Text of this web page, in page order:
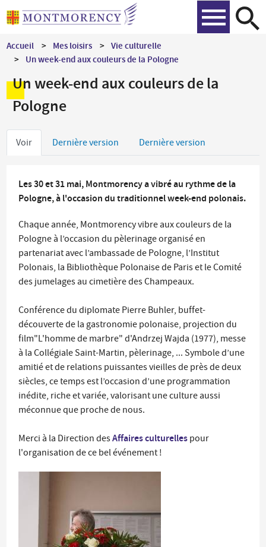
Aller
au
principal
Accueil Mes loisirs
Vie culturelle
Un week-end aux couleurs de la Pologne
Un week-end aux couleurs de la
Pologne
Onglets
Voir Dernière version Dernière version
Les 30 et 31 mai, Montmorency a vibré au rythme de la
Pologne, à l'occasion du traditionnel week-end polonais.
Chaque année, Montmorency vibre aux couleurs de la
Pologne à l’occasion du pèlerinage organisé en
partenariat avec l’ambassade de Pologne, l’Institut
Polonais, la Bibliothèque Polonaise de Paris et le Comité
des jumelages au cimetière des Champeaux.
Conférence du diplomate Pierre Buhler, buffet-
découverte de la gastronomie polonaise, projection du
film"L'homme de marbre" d'Andrzej Wajda (1977), messe
à la Collégiale Saint-Martin, pèlerinage, ... Symbole d’une
amitié et de relations puissantes vieilles de près de deux
siècles, ce temps est l’occasion d’une programmation
inédite, riche et variée, valorisant une culture aussi
méconnue que proche de nous.
Merci à la Direction desAffaires culturelles pour
l'organisation de ce bel événement !